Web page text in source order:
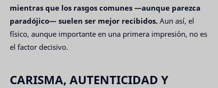
mientras que los rasgos comunes —aunque parezca
paradójico— suelen ser mejor recibidos. Aun así, el
físico, aunque importante en una primera impresión, no es
el factor decisivo.
CARISMA, AUTENTICIDAD Y